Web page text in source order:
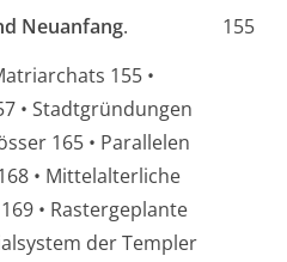
Neuanfang.
155
155 •
• Stadtgründungen
165 • Parallelen
• Mittelalterliche
• Rastergeplante
der Templer